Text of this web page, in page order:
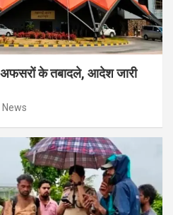
के तबादले, आदेश जारी
News